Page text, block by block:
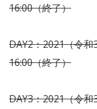
16:00（終了）
DAY2：2021（令
16:00（終了）
DAY3：2021（令